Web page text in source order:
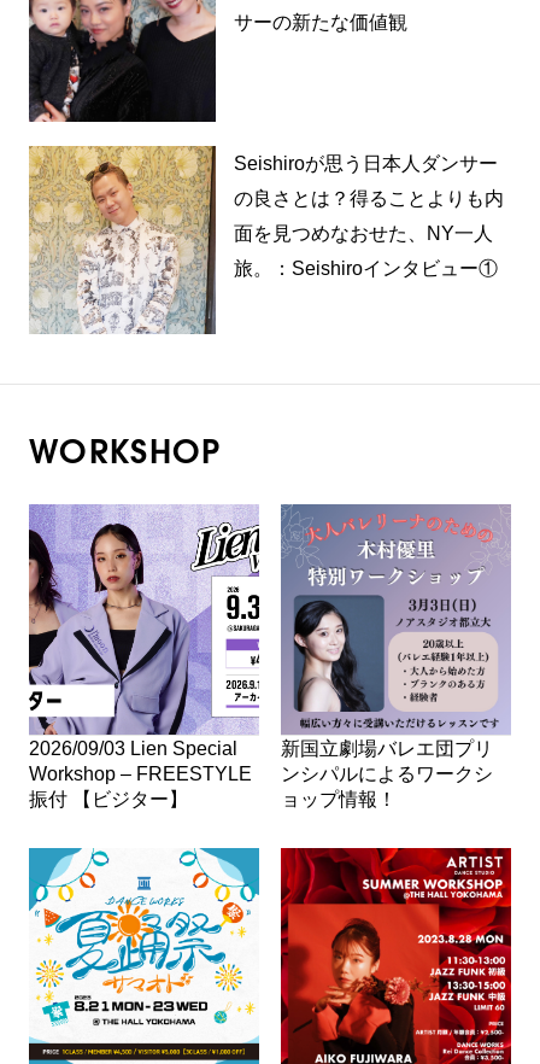
サーの新たな価値観
Seishiroが思う日本人ダンサー
の良さとは？得ることよりも内
面を見つめなおせた、NY一人
旅。：Seishiroインタビュー①
WORKSHOP
2026/09/03 Lien Special
Workshop – FREESTYLE
振付 【ビジター】
新国立劇場バレエ団プリ
ンシパルによるワークシ
ョップ情報！